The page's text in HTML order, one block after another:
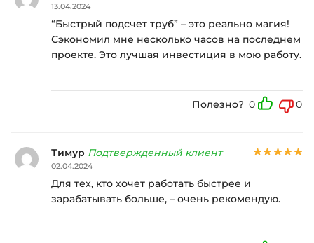
13.04.2024
“Быстрый подсчет труб” – это реально магия!
Сэкономил мне несколько часов на последнем
проекте. Это лучшая инвестиция в мою работу.
Полезно? 0 0
Тимур Подтвержденный клиент
02.04.2024
Для тех, кто хочет работать быстрее и
зарабатывать больше, – очень рекомендую.